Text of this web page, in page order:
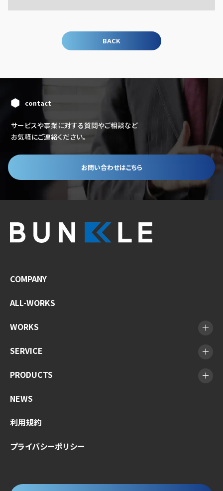
BACK
contact
サービスや事業に対する質問やご相談など
お気軽にご連絡ください。
お問い合わせはこちら
COMPANY
ALL-WORKS
WORKS
SERVICE
PRODUCTS
NEWS
利用規約
プライバシーポリシー